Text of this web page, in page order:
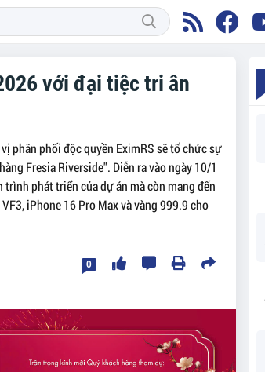
với đại tiệc tri ân
phân phối độc quyền EximRS sẽ tổ chức sự
Fresia Riverside". Diễn ra vào ngày 10/1
phát triển của dự án mà còn mang đến
iPhone 16 Pro Max và vàng 999.9 cho
0